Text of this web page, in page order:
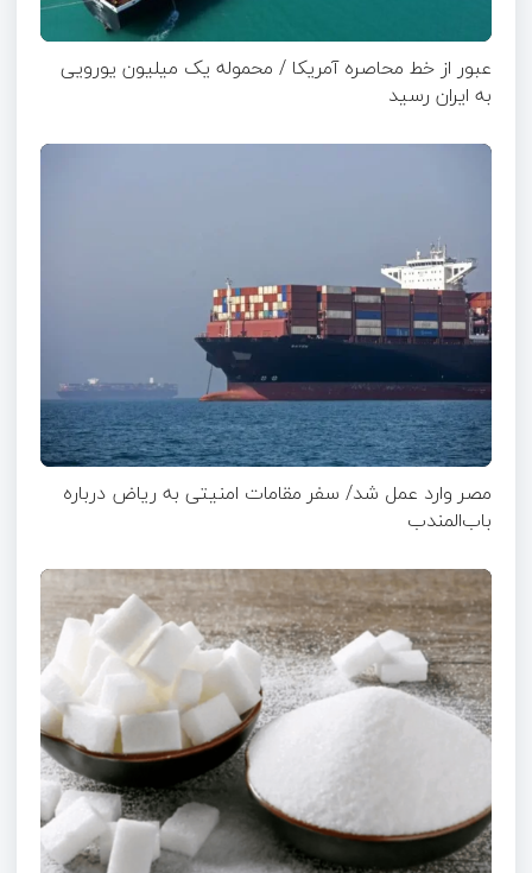
عبور از خط محاصره آمریکا / محموله یک میلیون یورویی
به ایران رسید
مصر وارد عمل شد/ سفر مقامات امنیتی به ریاض درباره
باب‌المندب